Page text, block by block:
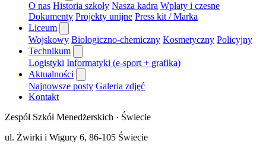
O nas Historia szkoły Nasza kadra Wpłaty i czesne
Dokumenty Projekty unijne Press kit / Marka
Liceum
Wojskowy Biologiczno-chemiczny Kosmetyczny Policyjny
Technikum
Logistyki Informatyki (e-sport + grafika)
Aktualności
Najnowsze posty Galeria zdjęć
Kontakt
Zespół Szkół Menedżerskich · Świecie
ul. Żwirki i Wigury 6, 86-105 Świecie